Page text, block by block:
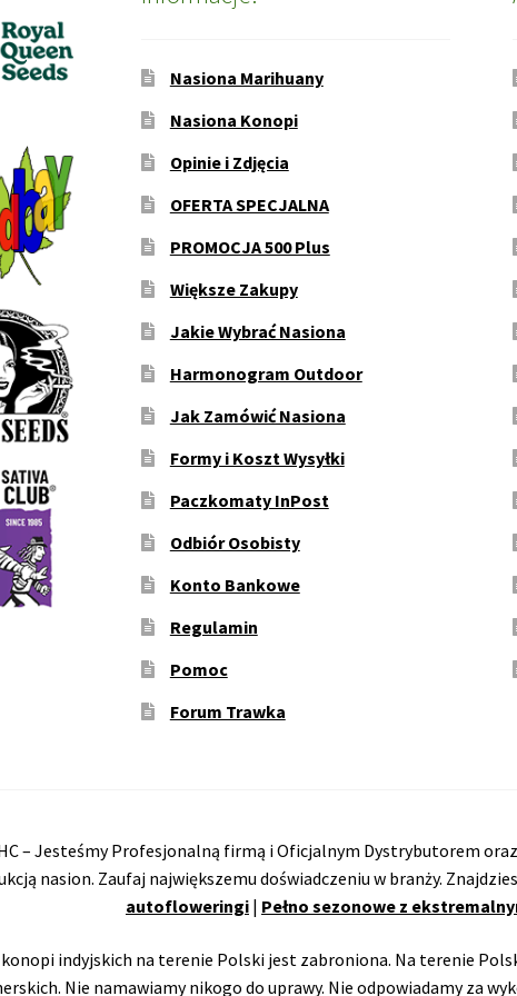
Nasiona Marihuany
Nasiona Konopi
Opinie i Zdjęcia
OFERTA SPECJALNA
PROMOCJA 500 Plus
Większe Zakupy
Jakie Wybrać Nasiona
Harmonogram Outdoor
Jak Zamówić Nasiona
Formy i Koszt Wysyłki
Paczkomaty InPost
Odbiór Osobisty
Konto Bankowe
Regulamin
Pomoc
Forum Trawka
– Jesteśmy Profesjonalną firmą i Oficjalnym Dystrybutorem
nasion. Zaufaj największemu doświadczeniu w branży.
autofloweringi | Pełno sezonowe z
indyjskich na terenie Polski jest zabroniona. Na terenie
Nie namawiamy nikogo do uprawy. Nie odpowiadamy za